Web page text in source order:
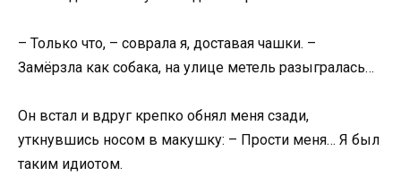
– Только что, – соврала я, доставая чашки. –
Замёрзла как собака, на улице метель разыгралась…
Он встал и вдруг крепко обнял меня сзади,
уткнувшись носом в макушку: – Прости меня… Я был
таким идиотом.